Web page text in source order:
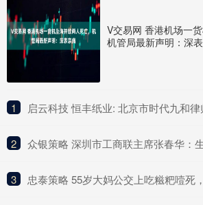
V交易网 香港机场一
机管局最新声明：深
1 启云科技 恒丰纸业: 北京市时代九和律师事务所关于牡丹江恒丰纸业股份有限公司发行股份购买
2 众银策略 深圳市工商联主席张春华：生产性服
3 忠泰策略 55岁大妈公交上吃糍粑噎死，家属将司机告上法庭索赔100万，